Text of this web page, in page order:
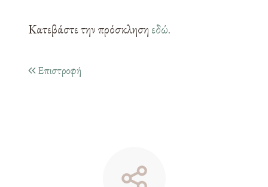
Κατεβάστε την πρόσκληση εδώ.
Επιστροφή